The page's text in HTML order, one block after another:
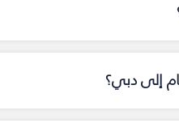
إلى دبي؟